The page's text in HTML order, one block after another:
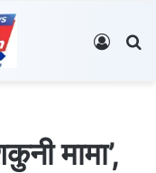
Log In
मामा’,